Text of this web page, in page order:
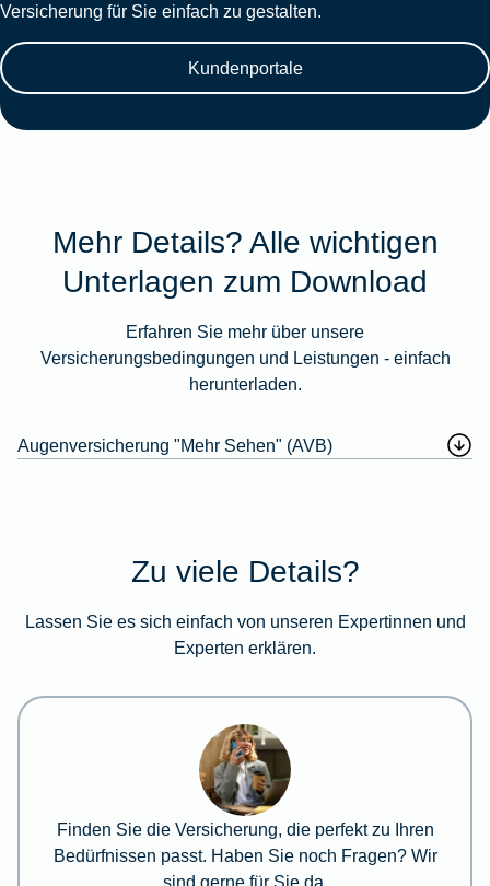
Versicherung für Sie einfach zu gestalten.
Kundenportale
Mehr Details? Alle wichtigen
Unterlagen zum Download
Erfahren Sie mehr über unsere
Versicherungsbedingungen und Leistungen - einfach
herunterladen.
Augenversicherung "Mehr Sehen" (AVB)
Zu viele Details?
Lassen Sie es sich einfach von unseren Expertinnen und
Experten erklären.
Finden Sie die Versicherung, die perfekt zu Ihren
Bedürfnissen passt. Haben Sie noch Fragen? Wir
sind gerne für Sie da.